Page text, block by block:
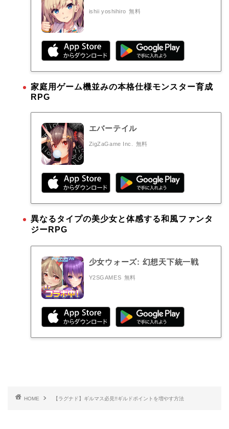
ishii yoshihiro 無料
家庭用ゲーム機並みの本格仕様モンスター育成
RPG
エバーテイル
ZigZaGame Inc. 無料
異なるタイプの美少女と体感する和風ファンタ
ジーRPG
少女ウォーズ: 幻想天下統一戦
Y2SGAMES 無料
HOME 【ラグナド】ギルマス必見!!ギルドポイントを増やす方法